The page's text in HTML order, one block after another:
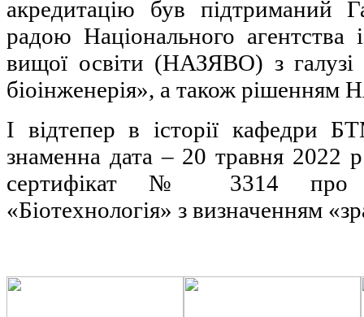
акредитацію був підтриманий
радою Національного агентства
вищої освіти (НАЗЯВО) з галузі
біоінженерія», а також
І відтепер в історії кафедри
знаменна дата – 20 травня 2022
сертифікат № 3314 про
«Біотехнологія» з визначенням